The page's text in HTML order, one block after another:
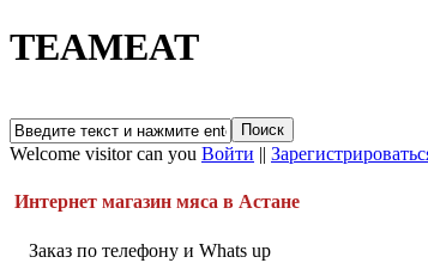
TEAMEAT
Welcome visitor can you Войти ||
Интернет магазин мяса в Астане
Заказ по телефону и Whats up